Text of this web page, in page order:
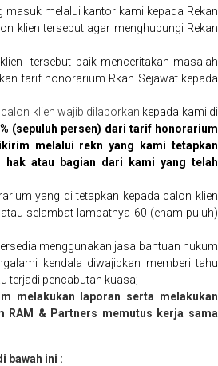
melalui kantor kami kepada Rekan
klien tersebut agar menghubungi Rekan
tersebut baik menceritakan masalah
tarif honorarium Rkan Sejawat kepada
klien wajib dilaporkan kepada kami di
(sepuluh persen) dari tarif honorarium
melalui rekn yang kami tetapkan
atau bagian dari kami yang telah
yang di tetapkan kepada calon klien
selambat-lambatnya 60 (enam puluh)
menggunakan jasa bantuan hukum
kendala diwajibkan memberi tahu
terjadi pencabutan kuasa;
melakukan laporan serta melakukan
RAM & Partners memutus kerja sama
bawah ini :